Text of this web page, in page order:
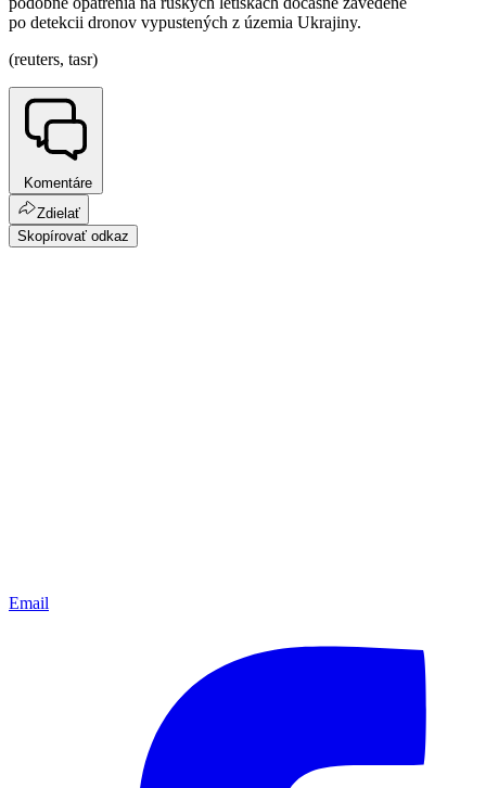
po detekcii dronov vypustených z územia Ukrajiny.
(reuters, tasr)
Komentáre
Zdielať
Skopírovať odkaz
Email